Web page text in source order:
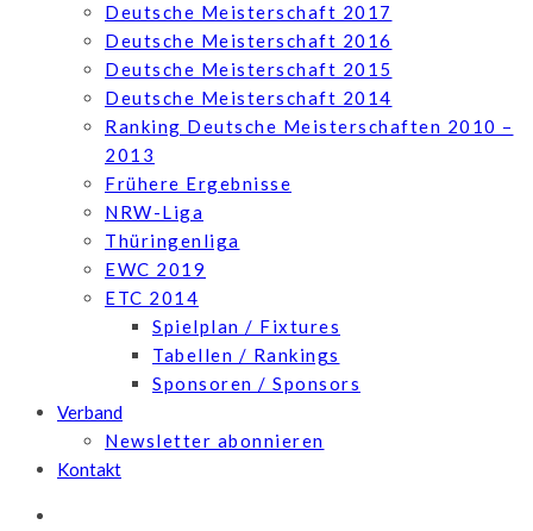
Deutsche Meisterschaft 2017
Deutsche Meisterschaft 2016
Deutsche Meisterschaft 2015
Deutsche Meisterschaft 2014
Ranking Deutsche Meisterschaften 2010 –
2013
Frühere Ergebnisse
NRW-Liga
Thüringenliga
EWC 2019
ETC 2014
Spielplan / Fixtures
Tabellen / Rankings
Sponsoren / Sponsors
Verband
Newsletter abonnieren
Kontakt